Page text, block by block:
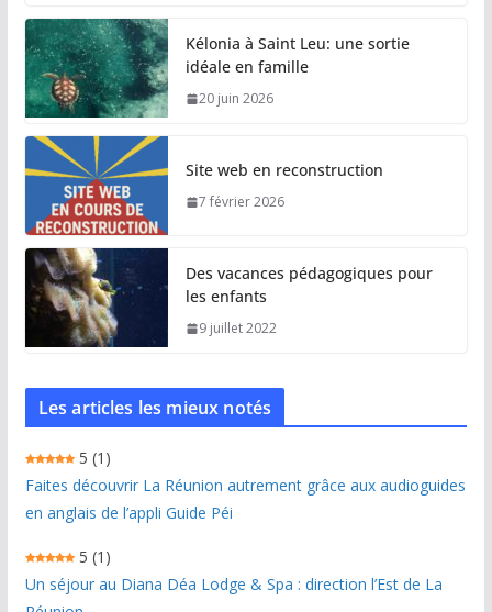
Kélonia à Saint Leu: une sortie
idéale en famille
20 juin 2026
Site web en reconstruction
7 février 2026
Des vacances pédagogiques pour
les enfants
9 juillet 2022
Les articles les mieux notés
5 (1)
Faites découvrir La Réunion autrement grâce aux audioguides
en anglais de l’appli Guide Péi
5 (1)
Un séjour au Diana Déa Lodge & Spa : direction l’Est de La